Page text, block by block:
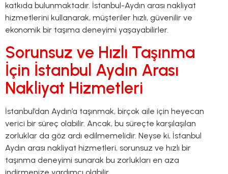
katkıda bulunmaktadır. İstanbul-Aydın arası nakliyat
hizmetlerini kullanarak, müşteriler hızlı, güvenilir ve
ekonomik bir taşıma deneyimi yaşayabilirler.
Sorunsuz ve Hızlı Taşınma
İçin İstanbul Aydın Arası
Nakliyat Hizmetleri
İstanbul’dan Aydın’a taşınmak, birçok aile için heyecan
verici bir süreç olabilir. Ancak, bu süreçte karşılaşılan
zorluklar da göz ardı edilmemelidir. Neyse ki, İstanbul
Aydın arası nakliyat hizmetleri, sorunsuz ve hızlı bir
taşınma deneyimi sunarak bu zorlukları en aza
indirmenize yardımcı olabilir.